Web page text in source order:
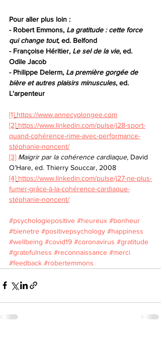
Pour aller plus loin :
- Robert Emmons, La gratitude : cette force
qui change tout, ed. Belfond
- Françoise Héritier, Le sel de la vie, ed.
Odile Jacob
- Philippe Delerm, La première gorgée de
bière et autres plaisirs minuscules, ed.
L'arpenteur
[1] https://www.annecyplongee.com
[2] https://www.linkedin.com/pulse/j28-sport-
quand-cohérence-rime-avec-performance-
stéphanie-noncent/
[3] Maigrir par la cohérence cardiaque, David
O’Hare, ed. Thierry Souccar, 2008
[4] https://www.linkedin.com/pulse/j27-ne-plus-
fumer-grâce-à-la-cohérence-cardiaque-
stéphanie-noncent/
#psychologiepositive #heureux #bonheur
#bienetre #positivepsychology #happiness
#wellbeing #covid19 #coronavirus #gratitude
#gratefulness #reconnaissance #merci
#feedback #robertemmons